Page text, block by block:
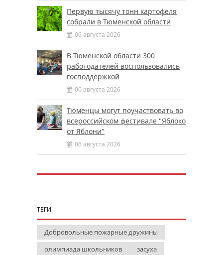
Первую тысячу тонн картофеля
собрали в Тюменской области
06 августа 2026
В Тюменской области 300
работодателей воспользовались
господдержкой
06 августа 2026
Тюменцы могут поучаствовать во
всероссийском фестивале "Яблоко
от Яблони"
06 августа 2026
ТЕГИ
Добровольные пожарные дружины
олимпиада школьников
засуха